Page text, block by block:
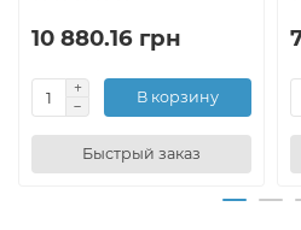
10 880.16 грн
В корзину
Быстрый заказ